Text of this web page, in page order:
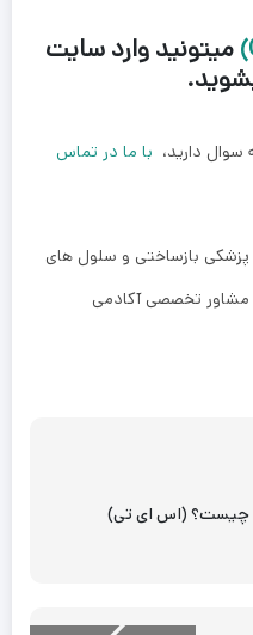
میتونید وارد سایت
دارید، با ما در تماس
پزشکی بازساختی و سلول های
و مشاور تخصصی آکادمی